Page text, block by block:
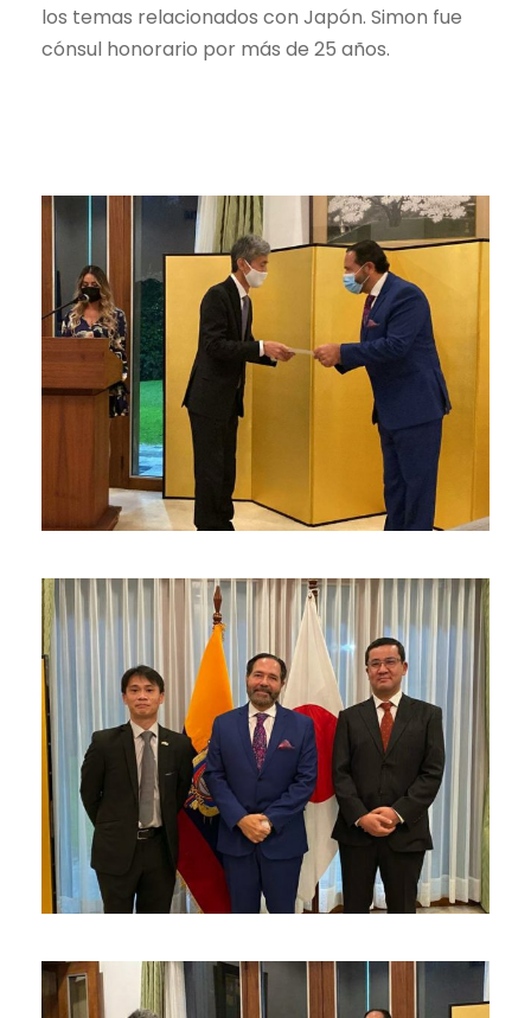
los temas relacionados con Japón. Simon fue
cónsul honorario por más de 25 años.